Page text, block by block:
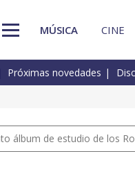
MÚSICA CINE
Próximas novedades
álbum de estudio de los